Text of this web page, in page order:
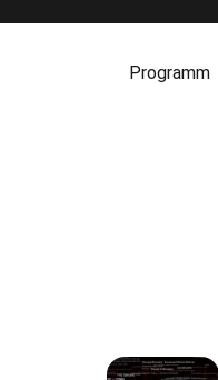
Programm